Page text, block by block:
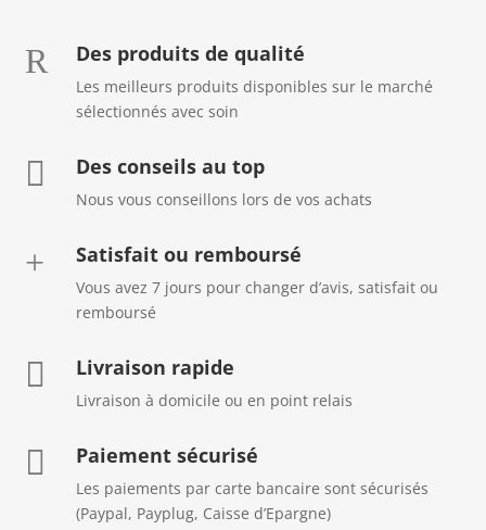
R Des produits de qualité
Les meilleurs produits disponibles sur le marché
sélectionnés avec soin
 Des conseils au top
Nous vous conseillons lors de vos achats
+ Satisfait ou remboursé
Vous avez 7 jours pour changer d’avis, satisfait ou
remboursé
 Livraison rapide
Livraison à domicile ou en point relais
 Paiement sécurisé
Les paiements par carte bancaire sont sécurisés
(Paypal, Payplug, Caisse d’Epargne)